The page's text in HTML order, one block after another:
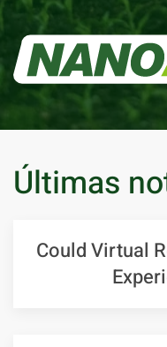
Últimas
Could Virtual